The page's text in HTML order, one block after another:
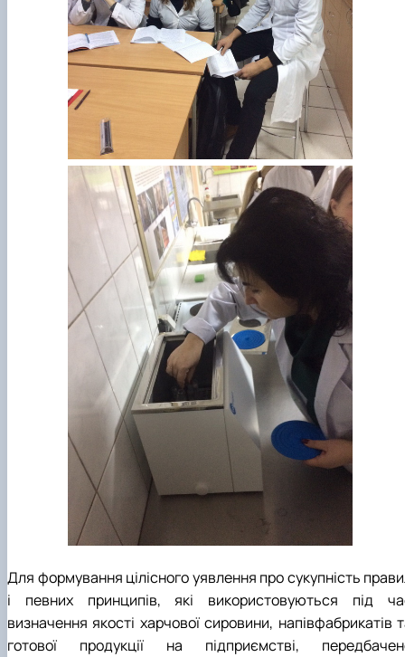
Для формування цілісного уявлення про сукупність
і певних принципів, які використовуються під
визначення якості харчової сировини, напівфабрикатів
готової продукції на підприємстві,